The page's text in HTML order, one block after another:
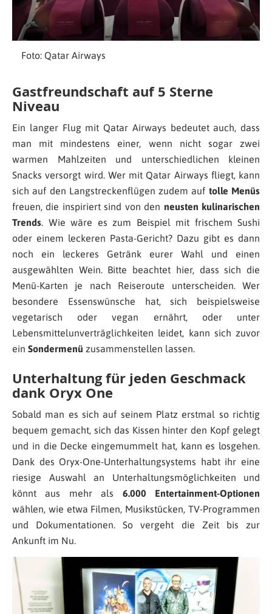
Foto: Qatar Airways
Gastfreundschaft auf 5 Sterne
Niveau
Ein langer Flug mit Qatar Airways bedeutet auch, dass
man mit mindestens einer, wenn nicht sogar zwei
warmen Mahlzeiten und unterschiedlichen kleinen
Snacks versorgt wird. Wer mit Qatar Airways fliegt, kann
sich auf den Langstreckenflügen zudem auf tolle Menüs
freuen, die inspiriert sind von den neusten kulinarischen
Trends. Wie wäre es zum Beispiel mit frischem Sushi
oder einem leckeren Pasta-Gericht? Dazu gibt es dann
noch ein leckeres Getränk eurer Wahl und einen
ausgewählten Wein. Bitte beachtet hier, dass sich die
Menü-Karten je nach Reiseroute unterscheiden. Wer
besondere Essenswünsche hat, sich beispielsweise
vegetarisch oder vegan ernährt, oder unter
Lebensmittelunverträglichkeiten leidet, kann sich zuvor
ein Sondermenü zusammenstellen lassen.
Unterhaltung für jeden Geschmack
dank Oryx One
Sobald man es sich auf seinem Platz erstmal so richtig
bequem gemacht, sich das Kissen hinter den Kopf gelegt
und in die Decke eingemummelt hat, kann es losgehen.
Dank des Oryx-One-Unterhaltungsystems habt ihr eine
riesige Auswahl an Unterhaltungsmöglichkeiten und
könnt aus mehr als 6.000 Entertainment-Optionen
wählen, wie etwa Filmen, Musikstücken, TV-Programmen
und Dokumentationen. So vergeht die Zeit bis zur
Ankunft im Nu.